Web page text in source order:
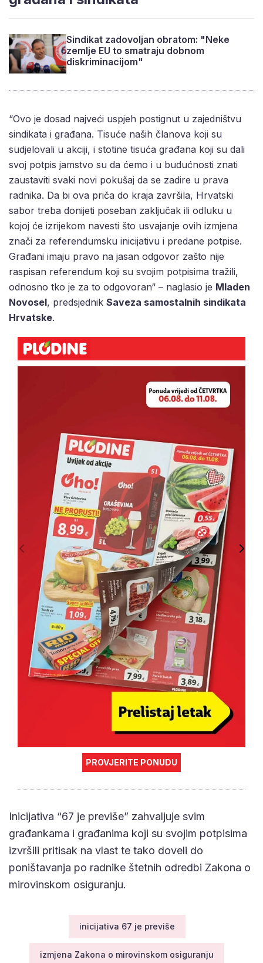
Sindikat zadovoljan obratom: "Neke
zemlje EU to smatraju dobnom
diskriminacijom"
“Ovo je dosad najveći uspjeh postignut u zajedništvu
sindikata i građana. Tisuće naših članova koji su
sudjelovali u akciji, i stotine tisuća građana koji su dali
svoj potpis jamstvo su da ćemo i u budućnosti znati
zaustaviti svaki novi pokušaj da se zadire u prava
radnika. Da bi ova priča do kraja završila, Hrvatski
sabor treba donijeti poseban zaključak ili odluku u
kojoj će izrijekom navesti što usvajanje ovih izmjena
znači za referendumsku inicijativu i predane potpise.
Građani imaju pravo na jasan odgovor zašto nije
raspisan referendum koji su svojim potpisima tražili,
odnosno tko je za to odgovoran“ – naglasio je Mladen
Novosel, predsjednik Saveza samostalnih sindikata
Hrvatske.
PROVJERITE PONUDU
Inicijativa “67 je previše” zahvaljuje svim
građankama i građanima koji su svojim potpisima
izvršili pritisak na vlast te tako doveli do
poništavanja po radnike štetnih odredbi Zakona o
mirovinskom osiguranju.
inicijativa 67 je previše
izmjena Zakona o mirovinskom osiguranju